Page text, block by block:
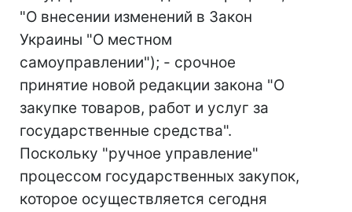
"О внесении изменений в Закон
Украины "О местном
самоуправлении"); - срочное
принятие новой редакции закона "О
закупке товаров, работ и услуг за
государственные средства".
Поскольку "ручное управление"
процессом государственных закупок,
которое осуществляется сегодня